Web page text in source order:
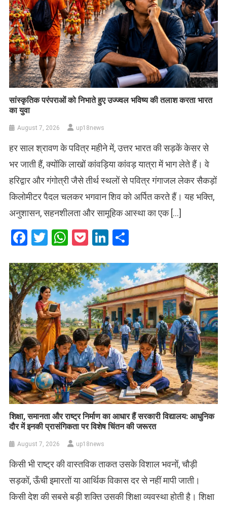
सांस्कृतिक परंपराओं को निभाते हुए उज्ज्वल भविष्य की तलाश करता भारत
का युवा
August 7, 2026 up18news
हर साल श्रावण के पवित्र महीने में, उत्तर भारत की सड़कें केसर से
भर जाती हैं, क्योंकि लाखों कांवड़िया कांवड़ यात्रा में भाग लेते हैं। वे
हरिद्वार और गंगोत्री जैसे तीर्थ स्थलों से पवित्र गंगाजल लेकर सैकड़ों
किलोमीटर पैदल चलकर भगवान शिव को अर्पित करते हैं। यह भक्ति,
अनुशासन, सहनशीलता और सामूहिक आस्था का एक […]
Facebook
Twitter
WhatsApp
PocketLinkedIn
शिक्षा, समानता और राष्ट्र निर्माण का आधार हैं सरकारी विद्यालय: आधुनिक
दौर में इनकी प्रासंगिकता पर विशेष चिंतन की जरूरत
August 7, 2026 up18news
किसी भी राष्ट्र की वास्तविक ताकत उसके विशाल भवनों, चौड़ी
सड़कों, ऊँची इमारतों या आर्थिक विकास दर से नहीं मापी जाती।
किसी देश की सबसे बड़ी शक्ति उसकी शिक्षा व्यवस्था होती है। शिक्षा